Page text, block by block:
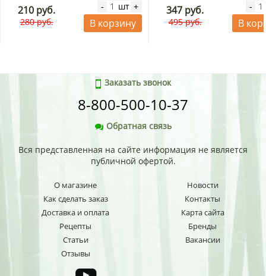
210 руб.
280 руб.
- шт +
В корзину
347 руб.
495 руб.
-
В
Заказать звонок
8-800-500-10-37
Обратная связь
Вся представленная на сайте информация не является
публичной офертой.
О магазине
Как сделать заказ
Доставка и оплата
Рецепты
Статьи
Отзывы
Новости
Контакты
Карта сайта
Бренды
Вакансии